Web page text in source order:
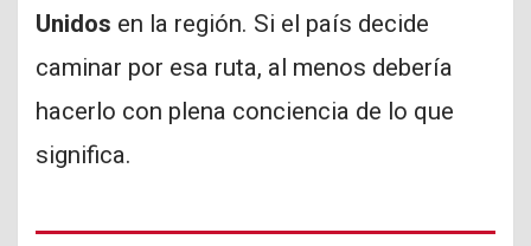
Unidos en la región. Si el país decide
caminar por esa ruta, al menos debería
hacerlo con plena conciencia de lo que
significa.